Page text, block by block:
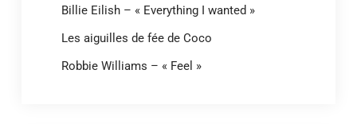
Billie Eilish – « Everything I wanted »
Les aiguilles de fée de Coco
Robbie Williams – « Feel »